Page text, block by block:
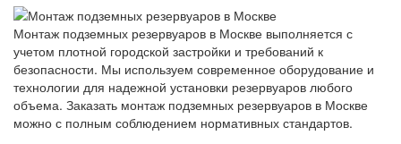
Монтаж подземных резервуаров в Москве выполняется с
учетом плотной городской застройки и требований к
безопасности. Мы используем современное оборудование и
технологии для надежной установки резервуаров любого
объема. Заказать монтаж подземных резервуаров в Москве
можно с полным соблюдением нормативных стандартов.